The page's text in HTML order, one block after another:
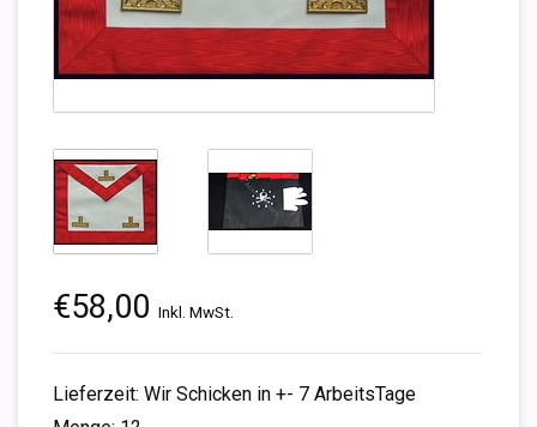
€58,00 Inkl. MwSt.
Lieferzeit: Wir Schicken in +- 7 ArbeitsTage